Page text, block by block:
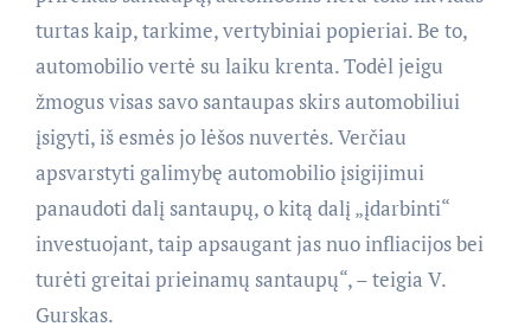
turtas kaip, tarkime, vertybiniai popieriai. Be to,
automobilio vertė su laiku krenta. Todėl jeigu
žmogus visas savo santaupas skirs automobiliui
įsigyti, iš esmės jo lėšos nuvertės. Verčiau
apsvarstyti galimybę automobilio įsigijimui
panaudoti dalį santaupų, o kitą dalį „įdarbinti“
investuojant, taip apsaugant jas nuo infliacijos bei
turėti greitai prieinamų santaupų“, – teigia V.
Gurskas.